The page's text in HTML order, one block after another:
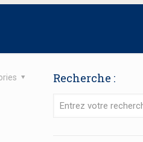
Recherche :